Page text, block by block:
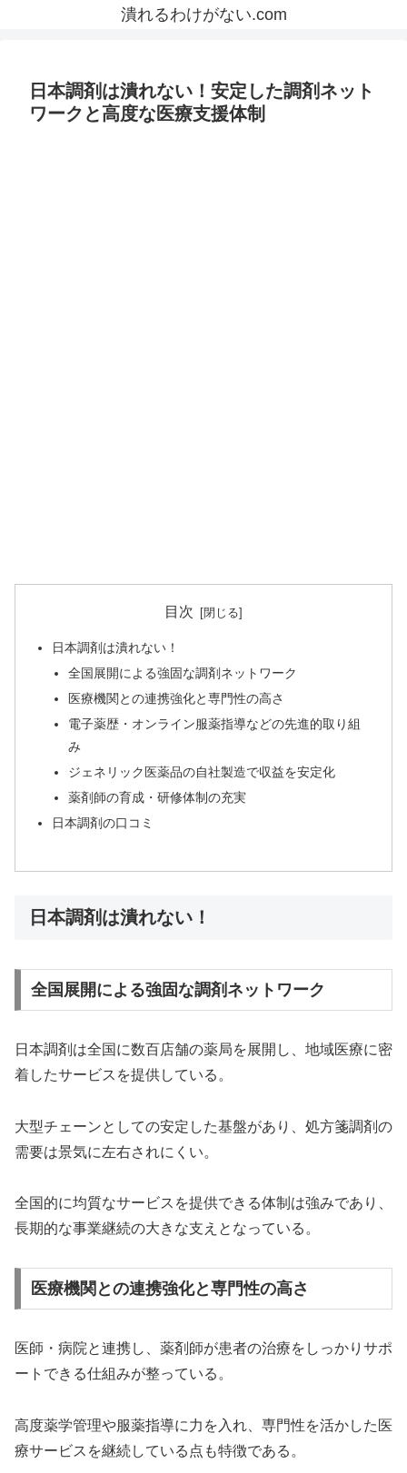
潰れるわけがない.com
日本調剤は潰れない！安定した調剤ネット
ワークと高度な医療支援体制
目次
日本調剤は潰れない！
全国展開による強固な調剤ネットワーク
医療機関との連携強化と専門性の高さ
電子薬歴・オンライン服薬指導などの先進的取り組
み
ジェネリック医薬品の自社製造で収益を安定化
薬剤師の育成・研修体制の充実
日本調剤の口コミ
日本調剤は潰れない！
全国展開による強固な調剤ネットワーク
日本調剤は全国に数百店舗の薬局を展開し、地域医療に密
着したサービスを提供している。
大型チェーンとしての安定した基盤があり、処方箋調剤の
需要は景気に左右されにくい。
全国的に均質なサービスを提供できる体制は強みであり、
長期的な事業継続の大きな支えとなっている。
医療機関との連携強化と専門性の高さ
医師・病院と連携し、薬剤師が患者の治療をしっかりサポ
ートできる仕組みが整っている。
高度薬学管理や服薬指導に力を入れ、専門性を活かした医
療サービスを継続している点も特徴である。